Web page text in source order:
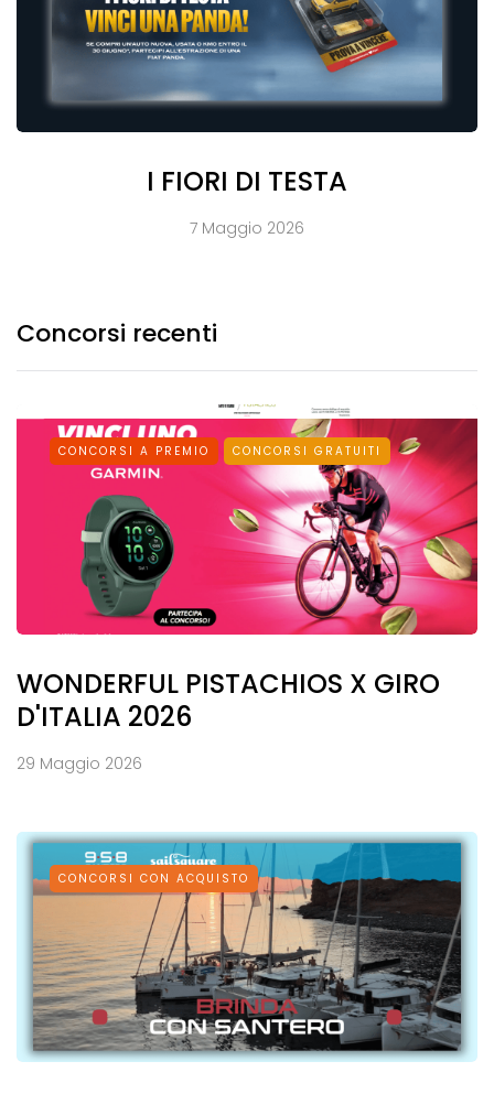
I FIORI DI TESTA
7 Maggio 2026
Concorsi recenti
CONCORSI A PREMIO CONCORSI GRATUITI
WONDERFUL PISTACHIOS X GIRO
D'ITALIA 2026
29 Maggio 2026
CONCORSI CON ACQUISTO